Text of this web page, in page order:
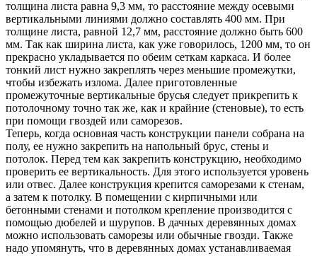
толщина листа равна 9,3 мм, то расстояние между осевыми
вертикальными линиями должно составлять 400 мм. При
толщине листа, равной 12,7 мм, расстояние должно быть 600
мм. Так как ширина листа, как уже говорилось, 1200 мм, то он
прекрасно укладывается по обеим сеткам каркаса. И более
тонкий лист нужно закреплять через меньшие промежутки,
чтобы избежать излома. Далее приготовленные
промежуточные вертикальные брусья следует прикрепить к
потолочному точно так же, как и крайние (стеновые), то есть
при помощи гвоздей или саморезов.
Теперь, когда основная часть конструкции панели собрана на
полу, ее нужно закрепить на напольный брус, стены и
потолок. Перед тем как закрепить конструкцию, необходимо
проверить ее вертикальность. Для этого используется уровень
или отвес. Далее конструкция крепится саморезами к стенам,
а затем к потолку. В помещении с кирпичными или
бетонными стенами и потолком крепление производится с
помощью дюбелей и шурупов. В дачных деревянных домах
можно использовать саморезы или обычные гвозди. Также
надо упомянуть, что в деревянных домах устанавливаемая